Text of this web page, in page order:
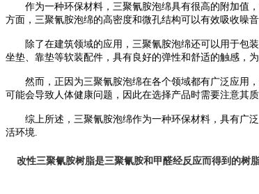
作为一种环保材料，三聚氰胺泡绵具有很高的附加值 ，
方面，三聚氰胺泡绵的高密度和微孔结构可以有效吸收噪
除了在建筑领域的应用，三聚氰胺泡绵还可以用于包
坐垫、靠垫等软装配件，具有良好的弹性和舒适的触感，
然而，正因为三聚氰胺泡绵在各个领域都有广泛应用
可能会导致人体健康问题，因此在选择产品时需要注意其质
综上所述，三聚氰胺泡绵作为一种环保材料，具有广
活环境.
改性三聚氰胺树脂是三聚氰胺和甲醛经反应而得到的树